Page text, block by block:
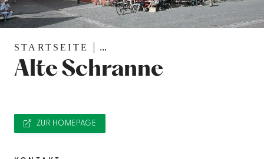
STARTSEITE ...
Alte Schranne
ZUR HOMEPAGE